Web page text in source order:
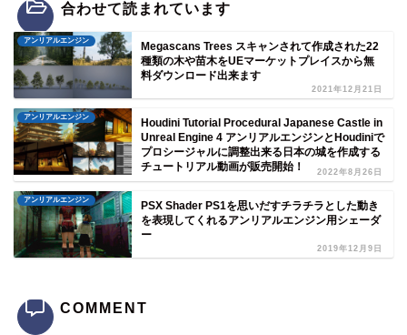
合わせて読まれています
アンリアルエンジン
Megascans Trees スキャンされて作成された22
種類の木や苗木をUEマーケットプレイスから無
料ダウンロード出来ます
2021年12月21日
アンリアルエンジン
Houdini Tutorial Procedural Japanese Castle in
Unreal Engine 4 アンリアルエンジンとHoudiniで
プロシージャルに調整出来る日本の城を作成する
チュートリアル動画が販売開始！
2022年8月26日
アンリアルエンジン
PSX Shader PS1を思いだすチラチラとした動き
を表現してくれるアンリアルエンジン用シェーダ
ー
2019年12月9日
COMMENT